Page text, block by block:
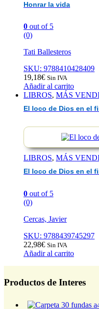
Honrar la vida
0 out of 5
(0)
Tati Ballesteros
SKU: 9788410428409
19,18€ Sin IVA
Añadir al carrito
LIBROS, MÁS
El loco de Dios en el
LIBROS, MÁS
El loco de Dios en el
0 out of 5
(0)
Cercas, Javier
SKU: 9788439745297
22,98€ Sin IVA
Añadir al carrito
Productos de Interes